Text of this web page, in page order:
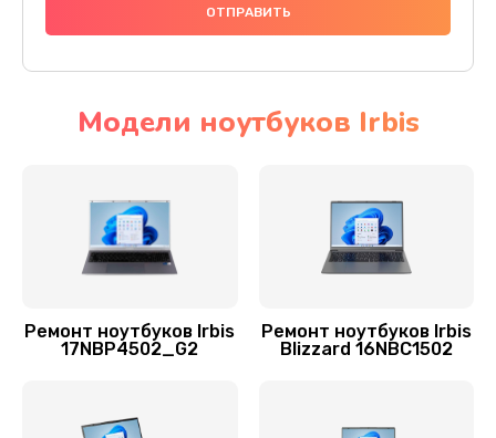
Замена видеочипа
Замена шлейфа матрицы
Заказать
Модели ноутбуков Irbis
Ремонт ноутбуков Irbis
17NBP4502_G2
Ремонт ноутбуков Irbis
Blizzard 16NBC1502